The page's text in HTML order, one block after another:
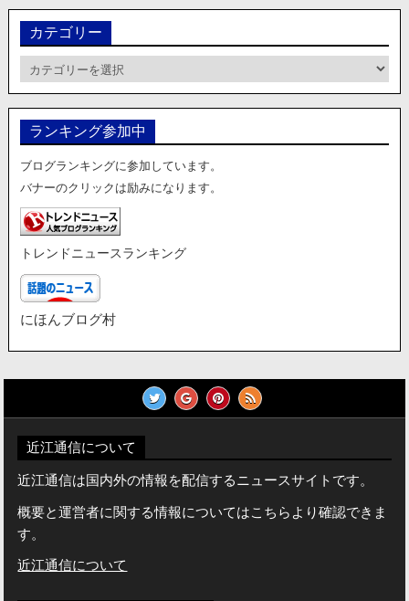
カテゴリー
テ
リ
ランキング参加中
ブログランキングに参加しています。
バナーのクリックは励みになります。
トレンドニュースランキング
にほんブログ村
近江通信について
近江通信は国内外の情報を配信するニュースサイトです。
概要と運営者に関する情報についてはこちらより確認できま
す。
近江通信について